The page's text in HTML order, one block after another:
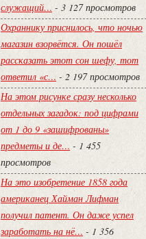
служащий… - 3 127 просмотров
Охраннику приснилось, что ночью
магазин взорвётся. Он пошёл
рассказать этот сон шефу, тот
ответил «с… - 2 197 просмотров
На этом рисунке сразу несколько
отдельных загадок: под цифрами
от 1 до 9 «зашифрованы»
предметы и де… - 1 455
просмотров
На это изобретение 1858 года
американец Хайман Лифман
получил патент. Он даже успел
заработать на нё… - 1 356